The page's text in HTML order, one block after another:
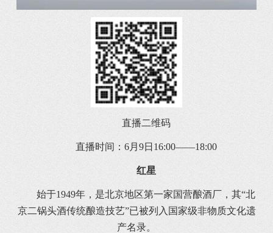
直播二维码
直播时间：6月9日16:00——18:00
红星
始于1949年，是北京地区第一家国营酿酒厂，其“北
京二锅头酒传统酿造技艺”已被列入国家级非物质文化遗
产名录。